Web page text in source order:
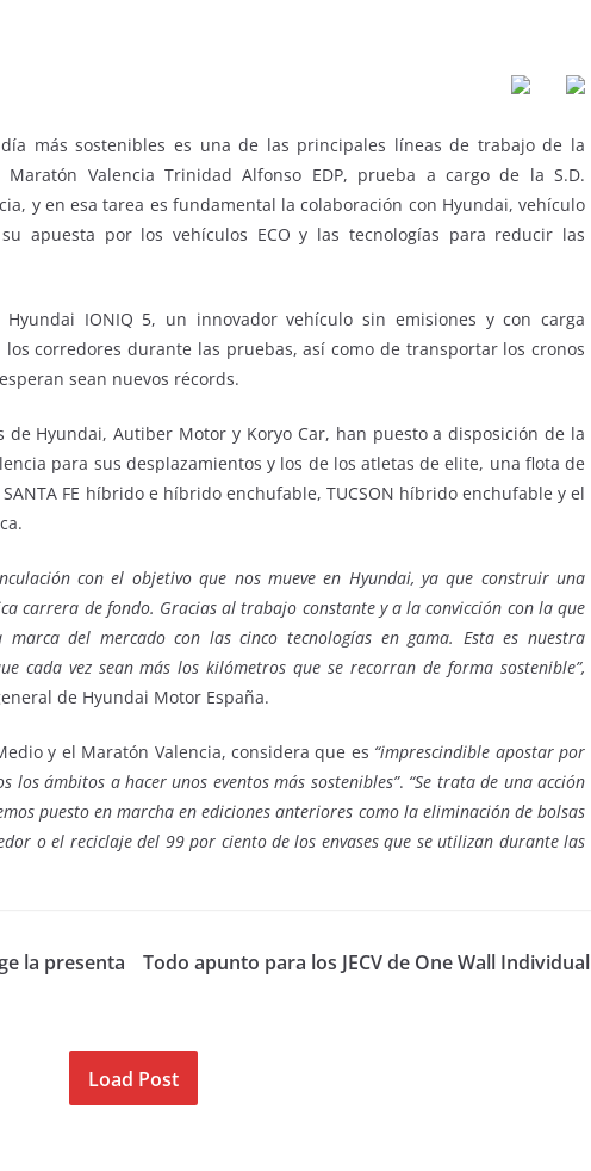
más sostenibles es una de las principales líneas de trabajo de la
Valencia Trinidad Alfonso EDP, prueba a cargo de la S.D.
y en esa tarea es fundamental la colaboración con Hyundai, vehículo
apuesta por los vehículos ECO y las tecnologías para reducir las
IONIQ 5, un innovador vehículo sin emisiones y con carga
corredores durante las pruebas, así como de transportar los cronos
sean nuevos récords.
de Hyundai, Autiber Motor y Koryo Car, han puesto a disposición de la
para sus desplazamientos y los de los atletas de elite, una flota de
FE híbrido e híbrido enchufable, TUCSON híbrido enchufable y el
con el objetivo que nos mueve en Hyundai, ya que construir una
carrera de fondo. Gracias al trabajo constante y a la convicción con la que
del mercado con las cinco tecnologías en gama. Esta es nuestra
cada vez sean más los kilómetros que se recorran de forma sostenible”,
de Hyundai Motor España.
y el Maratón Valencia, considera que es “imprescindible apostar por
ámbitos a hacer unos eventos más sostenibles”. “Se trata de una acción
puesto en marcha en ediciones anteriores como la eliminación de bolsas
o el reciclaje del 99 por ciento de los envases que se utilizan durante las
la presenta
Todo apunto para los JECV de One Wall Individual
Load Post